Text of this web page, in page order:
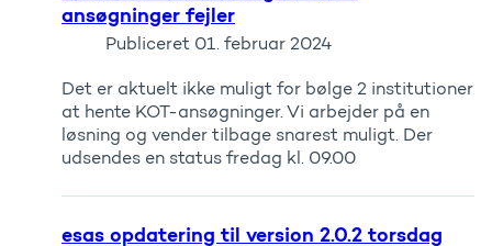
ansøgninger fejler
Publiceret 01. februar 2024
Det er aktuelt ikke muligt for bølge 2 institutioner
at hente KOT-ansøgninger. Vi arbejder på en
løsning og vender tilbage snarest muligt. Der
udsendes en status fredag kl. 09.00
esas opdatering til version 2.0.2 torsdag